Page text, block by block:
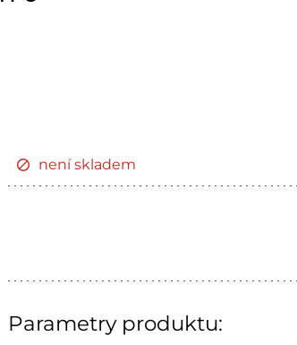
není skladem
Parametry produktu: